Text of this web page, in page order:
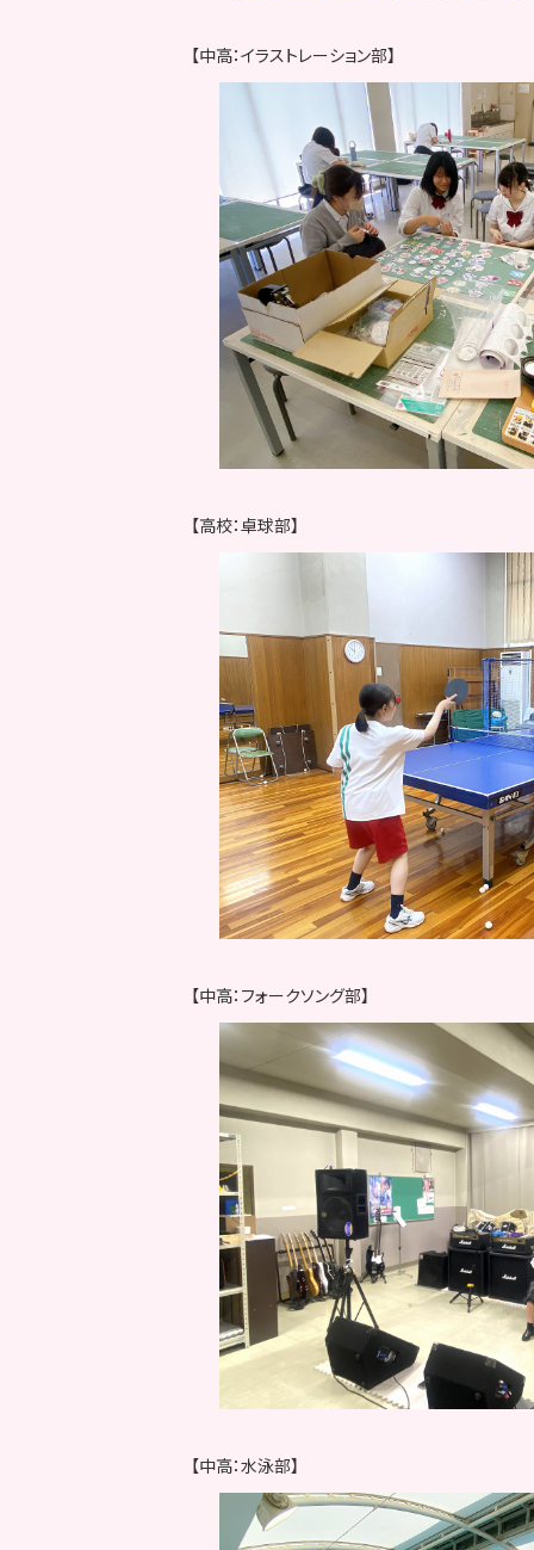
【中高：イラストレーション部】
【高校：卓球部】
【中高：フォークソング部】
【中高：水泳部】